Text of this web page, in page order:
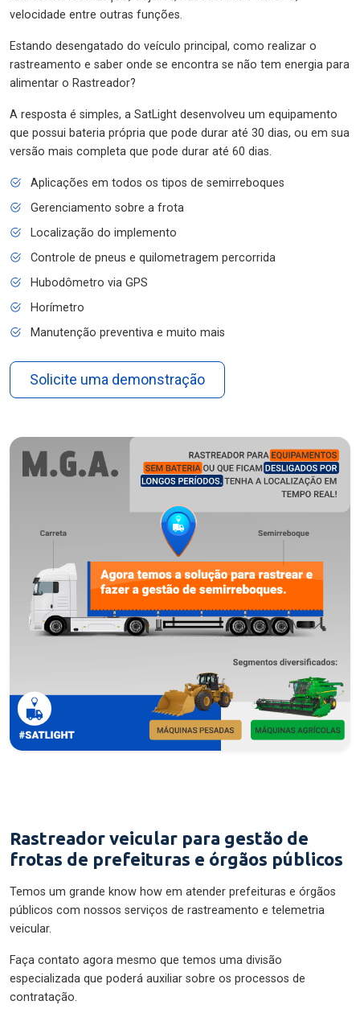
velocidade entre outras funções.
Estando desengatado do veículo principal, como realizar o
rastreamento e saber onde se encontra se não tem energia para
alimentar o Rastreador?
A resposta é simples, a SatLight desenvolveu um equipamento
que possui bateria própria que pode durar até 30 dias, ou em sua
versão mais completa que pode durar até 60 dias.
Aplicações em todos os tipos de semirreboques
Gerenciamento sobre a frota
Localização do implemento
Controle de pneus e quilometragem percorrida
Hubodômetro via GPS
Horímetro
Manutenção preventiva e muito mais
Solicite uma demonstração
Rastreador veicular para gestão de
frotas de prefeituras e órgãos públicos
Temos um grande know how em atender prefeituras e órgãos
públicos com nossos serviços de rastreamento e telemetria
veicular.
Faça contato agora mesmo que temos uma divisão
especializada que poderá auxiliar sobre os processos de
contratação.